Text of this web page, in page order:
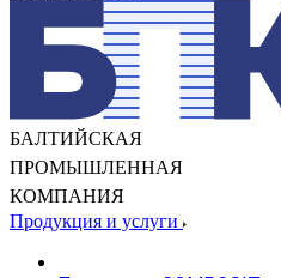
БАЛТИЙСКАЯ
ПРОМЫШЛЕННАЯ
КОМПАНИЯ
Продукция и услуги